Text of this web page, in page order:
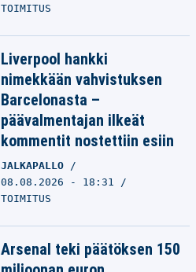
TOIMITUS
Liverpool hankki
nimekkään vahvistuksen
Barcelonasta –
päävalmentajan ilkeät
kommentit nostettiin esiin
JALKAPALLO
08.08.2026 - 18:31
TOIMITUS
Arsenal teki päätöksen 150